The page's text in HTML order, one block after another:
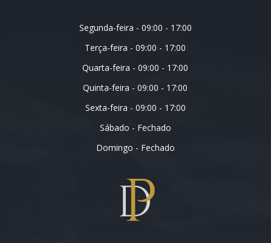
Segunda-feira - 09:00 - 17:00
Terça-feira - 09:00 - 17:00
Quarta-feira - 09:00 - 17:00
Quinta-feira - 09:00 - 17:00
Sexta-feira - 09:00 - 17:00
Sábado - Fechado
Domingo - Fechado